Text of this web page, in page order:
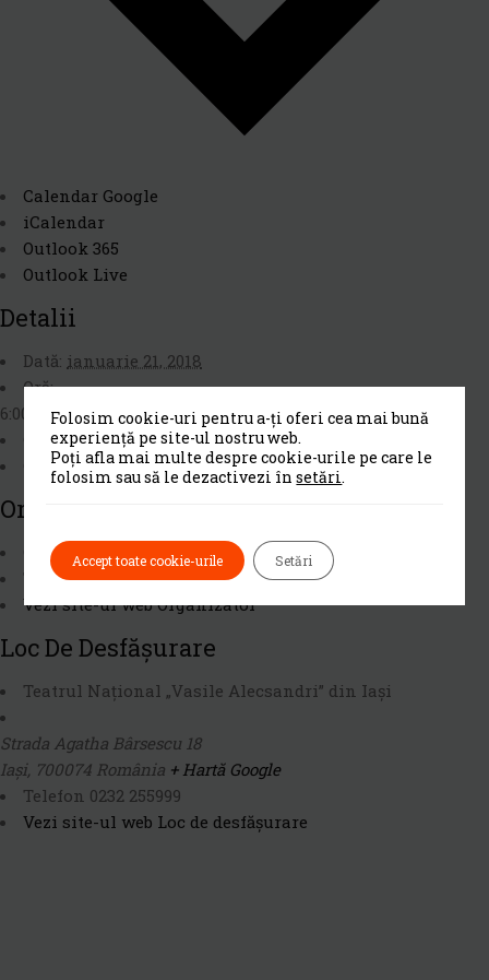
Calendar Google
iCalendar
Outlook 365
Outlook Live
Detalii
Dată: ianuarie 21, 2018
Oră:
6:00 pm - 8:00 pm
Cost: Lei50.00
Categorie Eveniment: Teatru si film
Organizator
Opera Nationala Romana Iasi
Telefon0232 211144
Vezi site-ul web Organizator
Loc De Desfășurare
Teatrul Național „Vasile Alecsandri” din Iași
Strada Agatha Bârsescu 18
Iași, 700074 România + Hartă Google
Telefon 0232 255999
Vezi site-ul web Loc de desfășurare
Folosim cookie-uri pentru a-ți oferi cea mai bună
experiență pe site-ul nostru web.
Poți afla mai multe despre cookie-urile pe care le
folosim sau să le dezactivezi însetări.
Accept toate cookie-urile Setări